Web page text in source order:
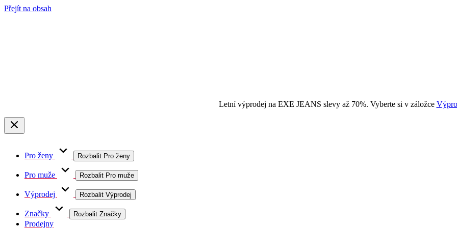
Přejít na obsah
Letní výprodej na EXE JEANS slevy až 70%. Vyberte si v záložce
Pro ženy Rozbalit Pro ženy
Pro muže Rozbalit Pro muže
Výprodej Rozbalit Výprodej
Značky Rozbalit Značky
Prodejny